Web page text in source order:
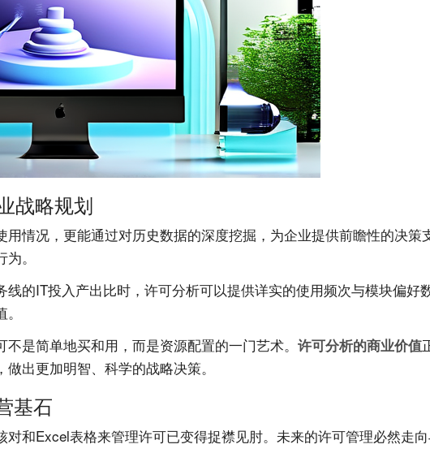
战略规划
情况，更能通过对历史数据的深度挖掘，为企业提供前瞻性的决策
。
的IT投入产出比时，许可分析可以提供详实的使用频次与模块偏好
是简单地买和用，而是资源配置的一门艺术。 许可分析的商业价值
出更加明智、科学的战略决策。
基石
和Excel表格来管理许可已变得捉襟见肘。未来的许可管理必然走